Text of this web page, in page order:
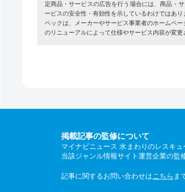
定商品・サービスの広告を行う場合には、商品・
ービスの安全性・有効性を示しているわけではあ
ペックは、メーカーやサービス事業者のホームペ
のリニューアルによって仕様やサービス内容が変
掲載記事の監修について
マイナビニュース 水まわりのレスキ
当該ジャンル情報サイト運営企業の監
記事に関するお問い合わせはこちら ま